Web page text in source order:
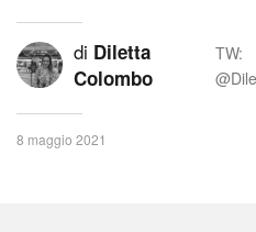
di Diletta
Colombo
TW:
8 maggio 2021